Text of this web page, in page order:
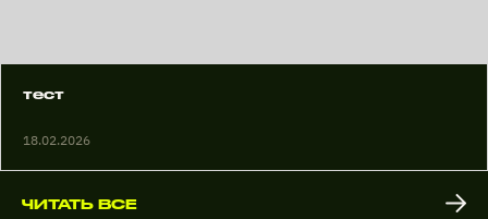
тест
18.02.2026
ЧИТАТЬ ВСЕ